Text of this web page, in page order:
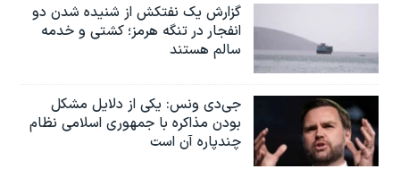
گزارش یک نفتکش از شنیده شدن دو
انفجار در تنگه هرمز؛ کشتی و خدمه
سالم هستند
جی‌دی ونس: یکی از دلایل مشکل
بودن مذاکره با جمهوری اسلامی نظام
چندپاره آن است